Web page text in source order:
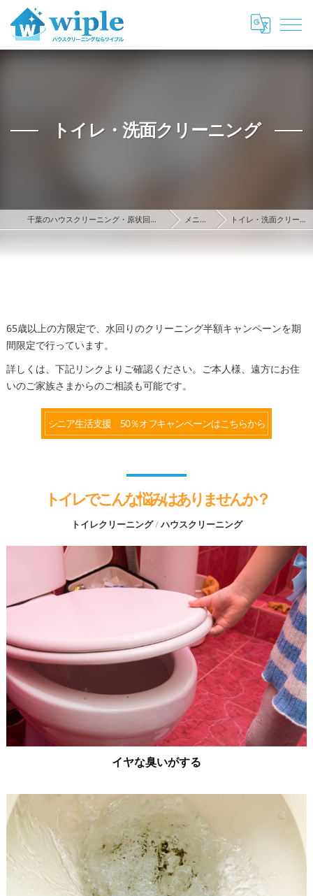
トイレ・洗面クリーニング
千葉のハウスクリーニング・原状回復ならwiple メニュー トイレ・洗面クリーニング
65歳以上の方限定で、水回りのクリーニング半額キャンペーンを期
間限定で行っています。
詳しくは、下記リンクよりご確認ください。ご本人様、遠方にお住
いのご家族さまからのご相談も可能です。
シニア生活支援 50％オフキャンペーンはこちらから
トイレでこんな悩みはありませんか？
トイレクリーニング / ハウスクリーニング
イヤな臭いがする